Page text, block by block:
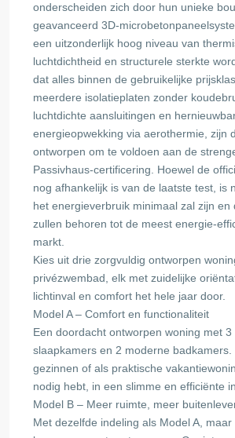
onderscheiden zich door hun unieke
geavanceerd 3D-
een uitzonderlijk hoog niveau van
luchtdichtheid en structurele sterkte
dat alles binnen de gebruikelijke
meerdere isolatieplaten zonder
luchtdichte aansluitingen en
energieopwekking via aerothermie, zijn
ontworpen om te voldoen aan de
Passivhaus-certificering. Hoewel de
nog afhankelijk is van de laatste test, is
het energieverbruik minimaal zal zijn en
zullen behoren tot de meest energie-
markt.
Kies uit drie zorgvuldig ontworpen
privézwembad, elk met zuidelijke
lichtinval en comfort het hele jaar door.
Model A – Comfort en functionaliteit
Een doordacht ontworpen woning met
slaapkamers en 2 moderne
gezinnen of als praktische
nodig hebt, in een slimme en efficiënte
Model B – Meer ruimte, meer
Met dezelfde indeling als Model A,